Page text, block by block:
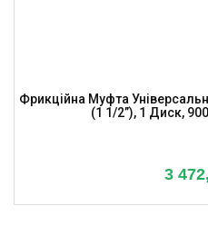
Фрикційна Муфта
(1 1/2”), 1 Диск,
3